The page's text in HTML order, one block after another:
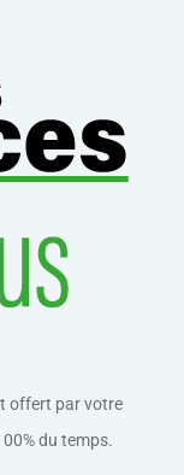
offert par votre
du temps.